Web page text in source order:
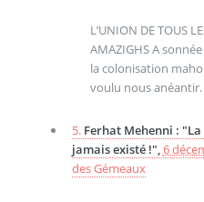
L’UNION DE TOUS
AMAZIGHS A
la colonisation
voulu nous anéantir.
5. Ferhat Mehenni :
jamais existé !",6
des Gémeaux